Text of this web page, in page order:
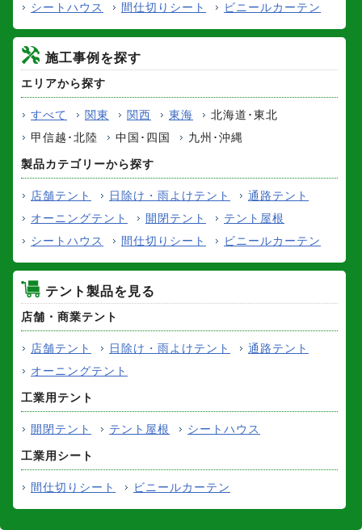
シートハウス
間仕切りシート ビニールカーテン
施工事例を探す
エリアから探す
すべて 関東 関西 東海
北海道･東北
甲信越･北陸
中国･四国 九州･沖縄
製品カテゴリーから探す
店舗テント 日除け・雨よけテント
通路テント
オーニングテント
開閉テント
テント屋根
シートハウス
間仕切りシート ビニールカーテン
テント製品を見る
店舗・商業テント
店舗テント 日除け・雨よけテント
通路テント
オーニングテント
工業用テント
開閉テント テント屋根 シートハウス
工業用シート
間仕切りシート ビニールカーテン